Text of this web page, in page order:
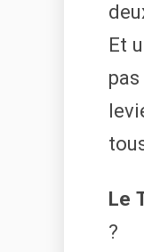
Et
Le
?